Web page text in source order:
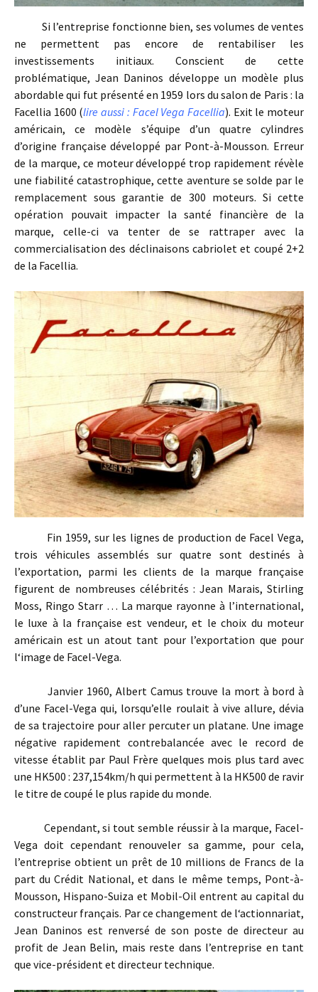
Si l’entreprise fonctionne bien, ses volumes de ventes
ne permettent pas encore de rentabiliser les
investissements initiaux. Conscient de cette
problématique, Jean Daninos développe un modèle plus
abordable qui fut présenté en 1959 lors du salon de Paris : la
Facellia 1600 (lire aussi : Facel Vega Facellia). Exit le moteur
américain, ce modèle s’équipe d’un quatre cylindres
d’origine française développé par Pont-à-Mousson. Erreur
de la marque, ce moteur développé trop rapidement révèle
une fiabilité catastrophique, cette aventure se solde par le
remplacement sous garantie de 300 moteurs. Si cette
opération pouvait impacter la santé financière de la
marque, celle-ci va tenter de se rattraper avec la
commercialisation des déclinaisons cabriolet et coupé 2+2
de la Facellia.
Fin 1959, sur les lignes de production de Facel Vega,
trois véhicules assemblés sur quatre sont destinés à
l’exportation, parmi les clients de la marque française
figurent de nombreuses célébrités : Jean Marais, Stirling
Moss, Ringo Starr … La marque rayonne à l’international,
le luxe à la française est vendeur, et le choix du moteur
américain est un atout tant pour l’exportation que pour
l‘image de Facel-Vega.
Janvier 1960, Albert Camus trouve la mort à bord à
d’une Facel-Vega qui, lorsqu’elle roulait à vive allure, dévia
de sa trajectoire pour aller percuter un platane. Une image
négative rapidement contrebalancée avec le record de
vitesse établit par Paul Frère quelques mois plus tard avec
une HK500 : 237,154km/h qui permettent à la HK500 de ravir
le titre de coupé le plus rapide du monde.
Cependant, si tout semble réussir à la marque, Facel-
Vega doit cependant renouveler sa gamme, pour cela,
l’entreprise obtient un prêt de 10 millions de Francs de la
part du Crédit National, et dans le même temps, Pont-à-
Mousson, Hispano-Suiza et Mobil-Oil entrent au capital du
constructeur français. Par ce changement de l‘actionnariat,
Jean Daninos est renversé de son poste de directeur au
profit de Jean Belin, mais reste dans l’entreprise en tant
que vice-président et directeur technique.